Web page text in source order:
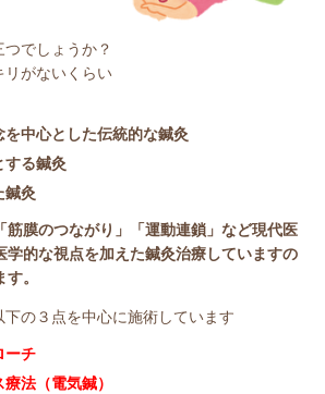
でしょうか？
リがないくらい
を中心とした伝統的な鍼灸
する鍼灸
鍼灸
筋膜のつながり」「運動連鎖」など現代医
学的な視点を加えた鍼灸治療していますの
。
の３点を中心に施術しています
ーチ
法（電気鍼）